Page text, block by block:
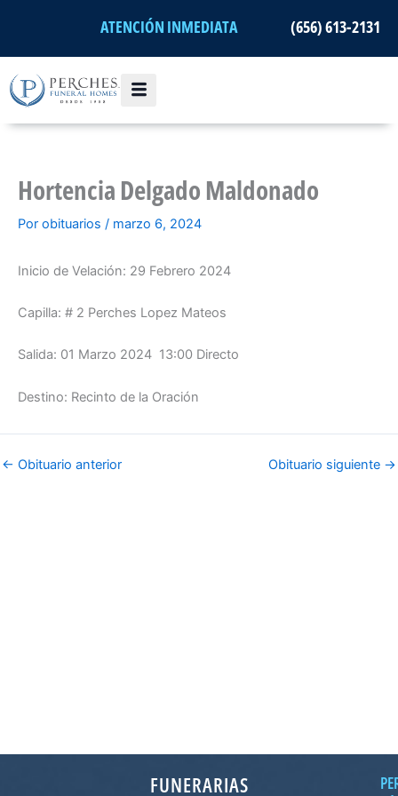
ATENCIÓN INMEDIATA (656) 613-2131
Hortencia Delgado Maldonado
Por obituarios / marzo 6, 2024
Inicio de Velación: 29 Febrero 2024
Capilla: # 2 Perches Lopez Mateos
Salida: 01 Marzo 2024 13:00 Directo
Destino: Recinto de la Oración
← Obituario anterior Obituario siguiente →
FUNERARIAS